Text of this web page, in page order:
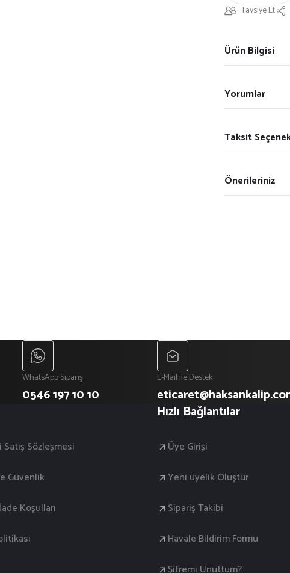
Tavsiye Et
Ürün Bilgisi
Yorumlar
Taksit
Önerileriniz
WhatsApp Sipariş
0546 197 10 10
E-Mail ile Destek
Sözleşmesi
Güvenlik
Koşulları
Hızlı Bağlantılar
Üye Girişi
Yeni üyelik Oluştur
Sipariş Takibi
Havale Bildirim Formu
Şifremi Unuttum?